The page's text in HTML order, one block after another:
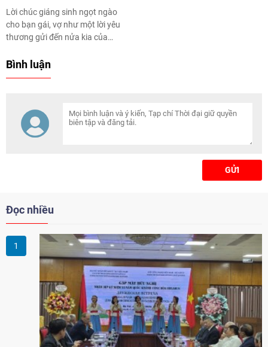
Lời chúc giáng sinh ngọt ngào
cho bạn gái, vợ như một lời yêu
thương gửi đến nửa kia của
mẫu dưới đây để có lựa chọn
Bình luận
GỬI
Đọc nhiều